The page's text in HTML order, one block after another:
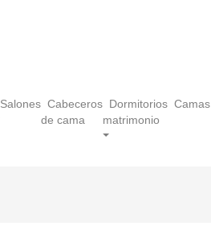
Salones Cabeceros
de cama
Dormitorios
matrimonio
Camas